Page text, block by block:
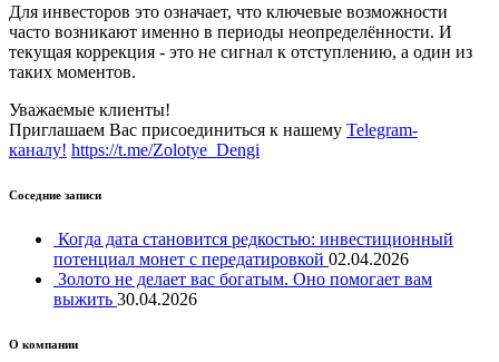
Для инвесторов это означает, что ключевые возможности
часто возникают именно в периоды неопределённости. И
текущая коррекция - это не сигнал к отступлению, а один из
таких моментов.
Уважаемые клиенты!
Приглашаем Вас присоединиться к нашему Telegram-
каналу! https://t.me/Zolotye_Dengi
Соседние записи
Когда дата становится редкостью: инвестиционный
потенциал монет с передатировкой 02.04.2026
Золото не делает вас богатым. Оно помогает вам
выжить 30.04.2026
О компании